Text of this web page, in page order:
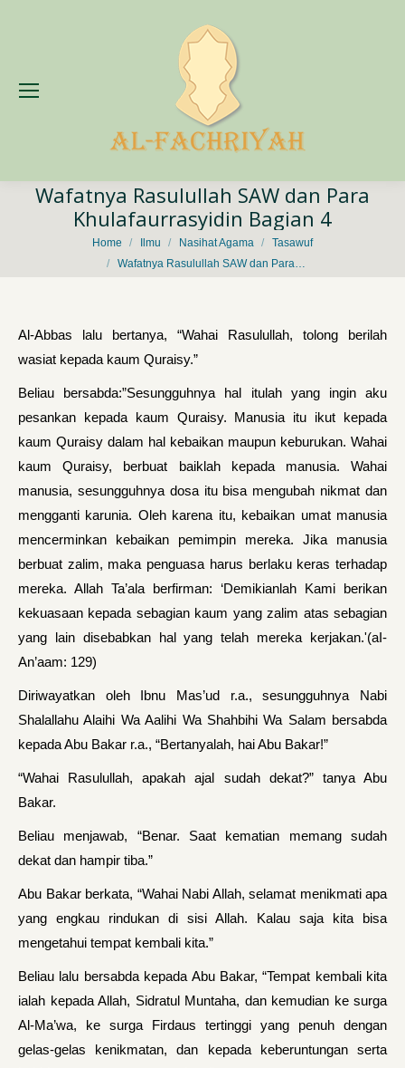
Wafatnya Rasulullah SAW dan Para
Khulafaurrasyidin Bagian 4
You are here:Home Ilmu Nasihat Agama
Tasawuf
Wafatnya Rasulullah SAW dan Para…
Al-Abbas lalu bertanya, “Wahai Rasulullah, tolong berilah
wasiat kepada kaum Quraisy.”
Beliau bersabda:”Sesungguhnya hal itulah yang ingin aku
pesankan kepada kaum Quraisy. Manusia itu ikut kepada
kaum Quraisy dalam hal kebaikan maupun keburukan. Wahai
kaum Quraisy, berbuat baiklah kepada manusia. Wahai
manusia, sesungguhnya dosa itu bisa mengubah nikmat dan
mengganti karunia. Oleh karena itu, kebaikan umat manusia
mencerminkan kebaikan pemimpin mereka. Jika manusia
berbuat zalim, maka penguasa harus berlaku keras terhadap
mereka. Allah Ta’ala berfirman: ‘Demikianlah Kami berikan
kekuasaan kepada sebagian kaum yang zalim atas sebagian
yang lain disebabkan hal yang telah mereka kerjakan.'(aI-
An’aam: 129)
Diriwayatkan oleh Ibnu Mas’ud r.a., sesungguhnya Nabi
Shalallahu Alaihi Wa Aalihi Wa Shahbihi Wa Salam bersabda
kepada Abu Bakar r.a., “Bertanyalah, hai Abu Bakar!”
“Wahai Rasulullah, apakah ajal sudah dekat?” tanya Abu
Bakar.
Beliau menjawab, “Benar. Saat kematian memang sudah
dekat dan hampir tiba.”
Abu Bakar berkata, “Wahai Nabi Allah, selamat menikmati apa
yang engkau rindukan di sisi Allah. Kalau saja kita bisa
mengetahui tempat kembali kita.”
Beliau lalu bersabda kepada Abu Bakar, “Tempat kembali kita
ialah kepada Allah, Sidratul Muntaha, dan kemudian ke surga
Al-Ma’wa, ke surga Firdaus tertinggi yang penuh dengan
gelas-gelas kenikmatan, dan kepada keberuntungan serta